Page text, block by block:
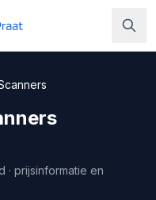
· prijsinformatie en